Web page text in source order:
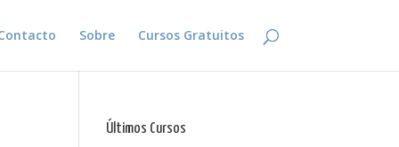
Sobre Cursos Gratuitos
Últimos Cursos